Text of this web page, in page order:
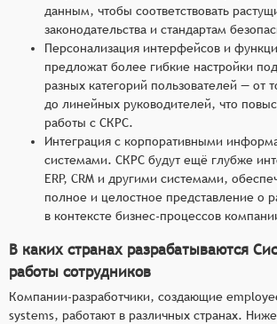
данным, чтобы соответствовать
законодательства и стандартам
Персонализация интерфейсов и
предложат более гибкие настройки
разных категорий пользователей — от
до линейных руководителей, что
работы с СКРС.
Интеграция с корпоративными
системами. СКРС будут ещё глубже
ERP, CRM и другими системами,
полное и целостное представление о
в контексте бизнес-процессов
В каких странах разрабатываются
работы сотрудников
Компании-разработчики, создающие
systems, работают в различных странах.